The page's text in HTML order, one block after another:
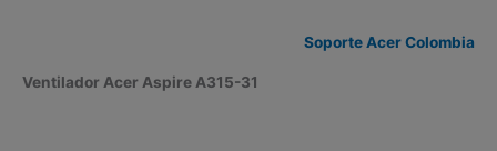
Soporte Acer Colombia
Ventilador Acer Aspire A315-31